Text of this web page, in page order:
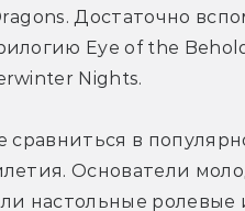
Достаточно
Eye of the
Nights.
сравниться в
Основатели
настольные